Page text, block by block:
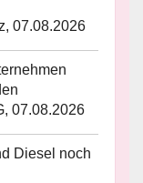
07.08.2026
07.08.2026
Diesel noch